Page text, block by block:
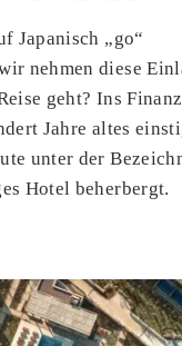
Japanisch „go“
nehmen diese
geht? Ins
Jahre altes
unter der
Hotel beherbergt.